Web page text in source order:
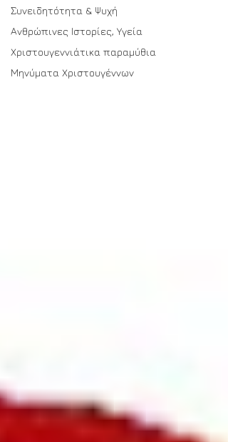
Συνειδητότητα & Ψυχή
Ανθρώπινες Ιστορίες, Υγεία
Χριστουγεννιάτικα παραμύθια
Μηνύματα Χριστουγέννων